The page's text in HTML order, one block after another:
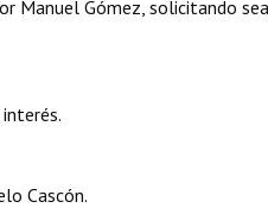
Manuel Gómez, solicitando sea
Cascón.